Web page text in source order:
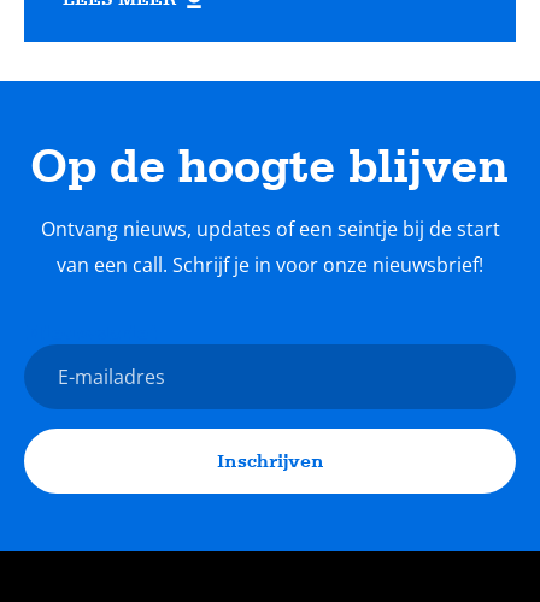
Op de hoogte blijven
Ontvang nieuws, updates of een seintje bij de start
van een call. Schrijf je in voor onze nieuwsbrief!
E-
mailadres
Inschrijven